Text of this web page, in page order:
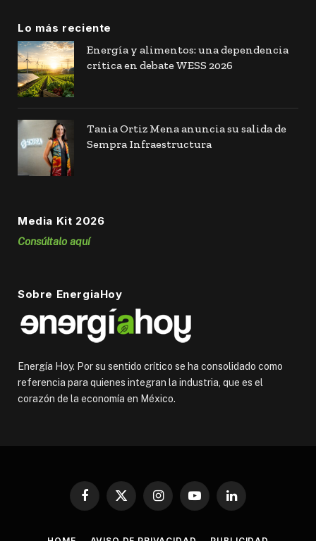
Lo más reciente
Energía y alimentos: una dependencia
crítica en debate WESS 2026
Tania Ortiz Mena anuncia su salida de
Sempra Infraestructura
Media Kit 2026
Consúltalo aquí
Sobre EnergiaHoy
Energía Hoy. Por su sentido crítico se ha consolidado como
referencia para quienes integran la industria, que es el
corazón de la economía en México.
Facebook
X
InstagramYouTubeLinkedIn